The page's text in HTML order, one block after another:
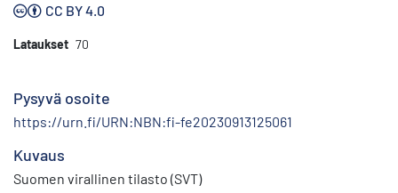
CC BY 4.0
Lataukset 70
Pysyvä osoite
https://urn.fi/URN:NBN:fi-fe20230913125061
Kuvaus
Suomen virallinen tilasto (SVT)